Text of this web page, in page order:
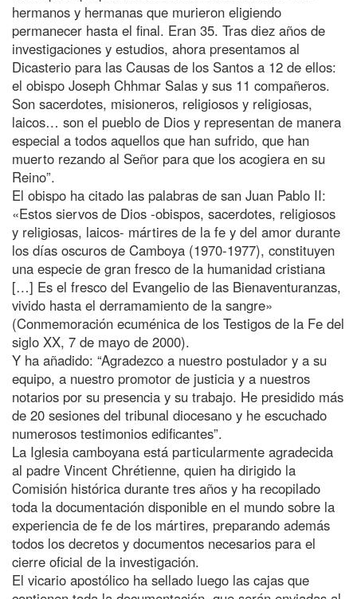
hermanos y hermanas que murieron eligiendo
permanecer hasta el final. Eran 35. Tras diez años de
investigaciones y estudios, ahora presentamos al
Dicasterio para las Causas de los Santos a 12 de ellos:
el obispo Joseph Chhmar Salas y sus 11 compañeros.
Son sacerdotes, misioneros, religiosos y religiosas,
laicos… son el pueblo de Dios y representan de manera
especial a todos aquellos que han sufrido, que han
muerto rezando al Señor para que los acogiera en su
Reino”.
El obispo ha citado las palabras de san Juan Pablo II:
«Estos siervos de Dios -obispos, sacerdotes, religiosos
y religiosas, laicos- mártires de la fe y del amor durante
los días oscuros de Camboya (1970-1977), constituyen
una especie de gran fresco de la humanidad cristiana
[…] Es el fresco del Evangelio de las Bienaventuranzas,
vivido hasta el derramamiento de la sangre»
(Conmemoración ecuménica de los Testigos de la Fe del
siglo XX, 7 de mayo de 2000).
Y ha añadido: “Agradezco a nuestro postulador y a su
equipo, a nuestro promotor de justicia y a nuestros
notarios por su presencia y su trabajo. He presidido más
de 20 sesiones del tribunal diocesano y he escuchado
numerosos testimonios edificantes”.
La Iglesia camboyana está particularmente agradecida
al padre Vincent Chrétienne, quien ha dirigido la
Comisión histórica durante tres años y ha recopilado
toda la documentación disponible en el mundo sobre la
experiencia de fe de los mártires, preparando además
todos los decretos y documentos necesarios para el
cierre oficial de la investigación.
El vicario apostólico ha sellado luego las cajas que